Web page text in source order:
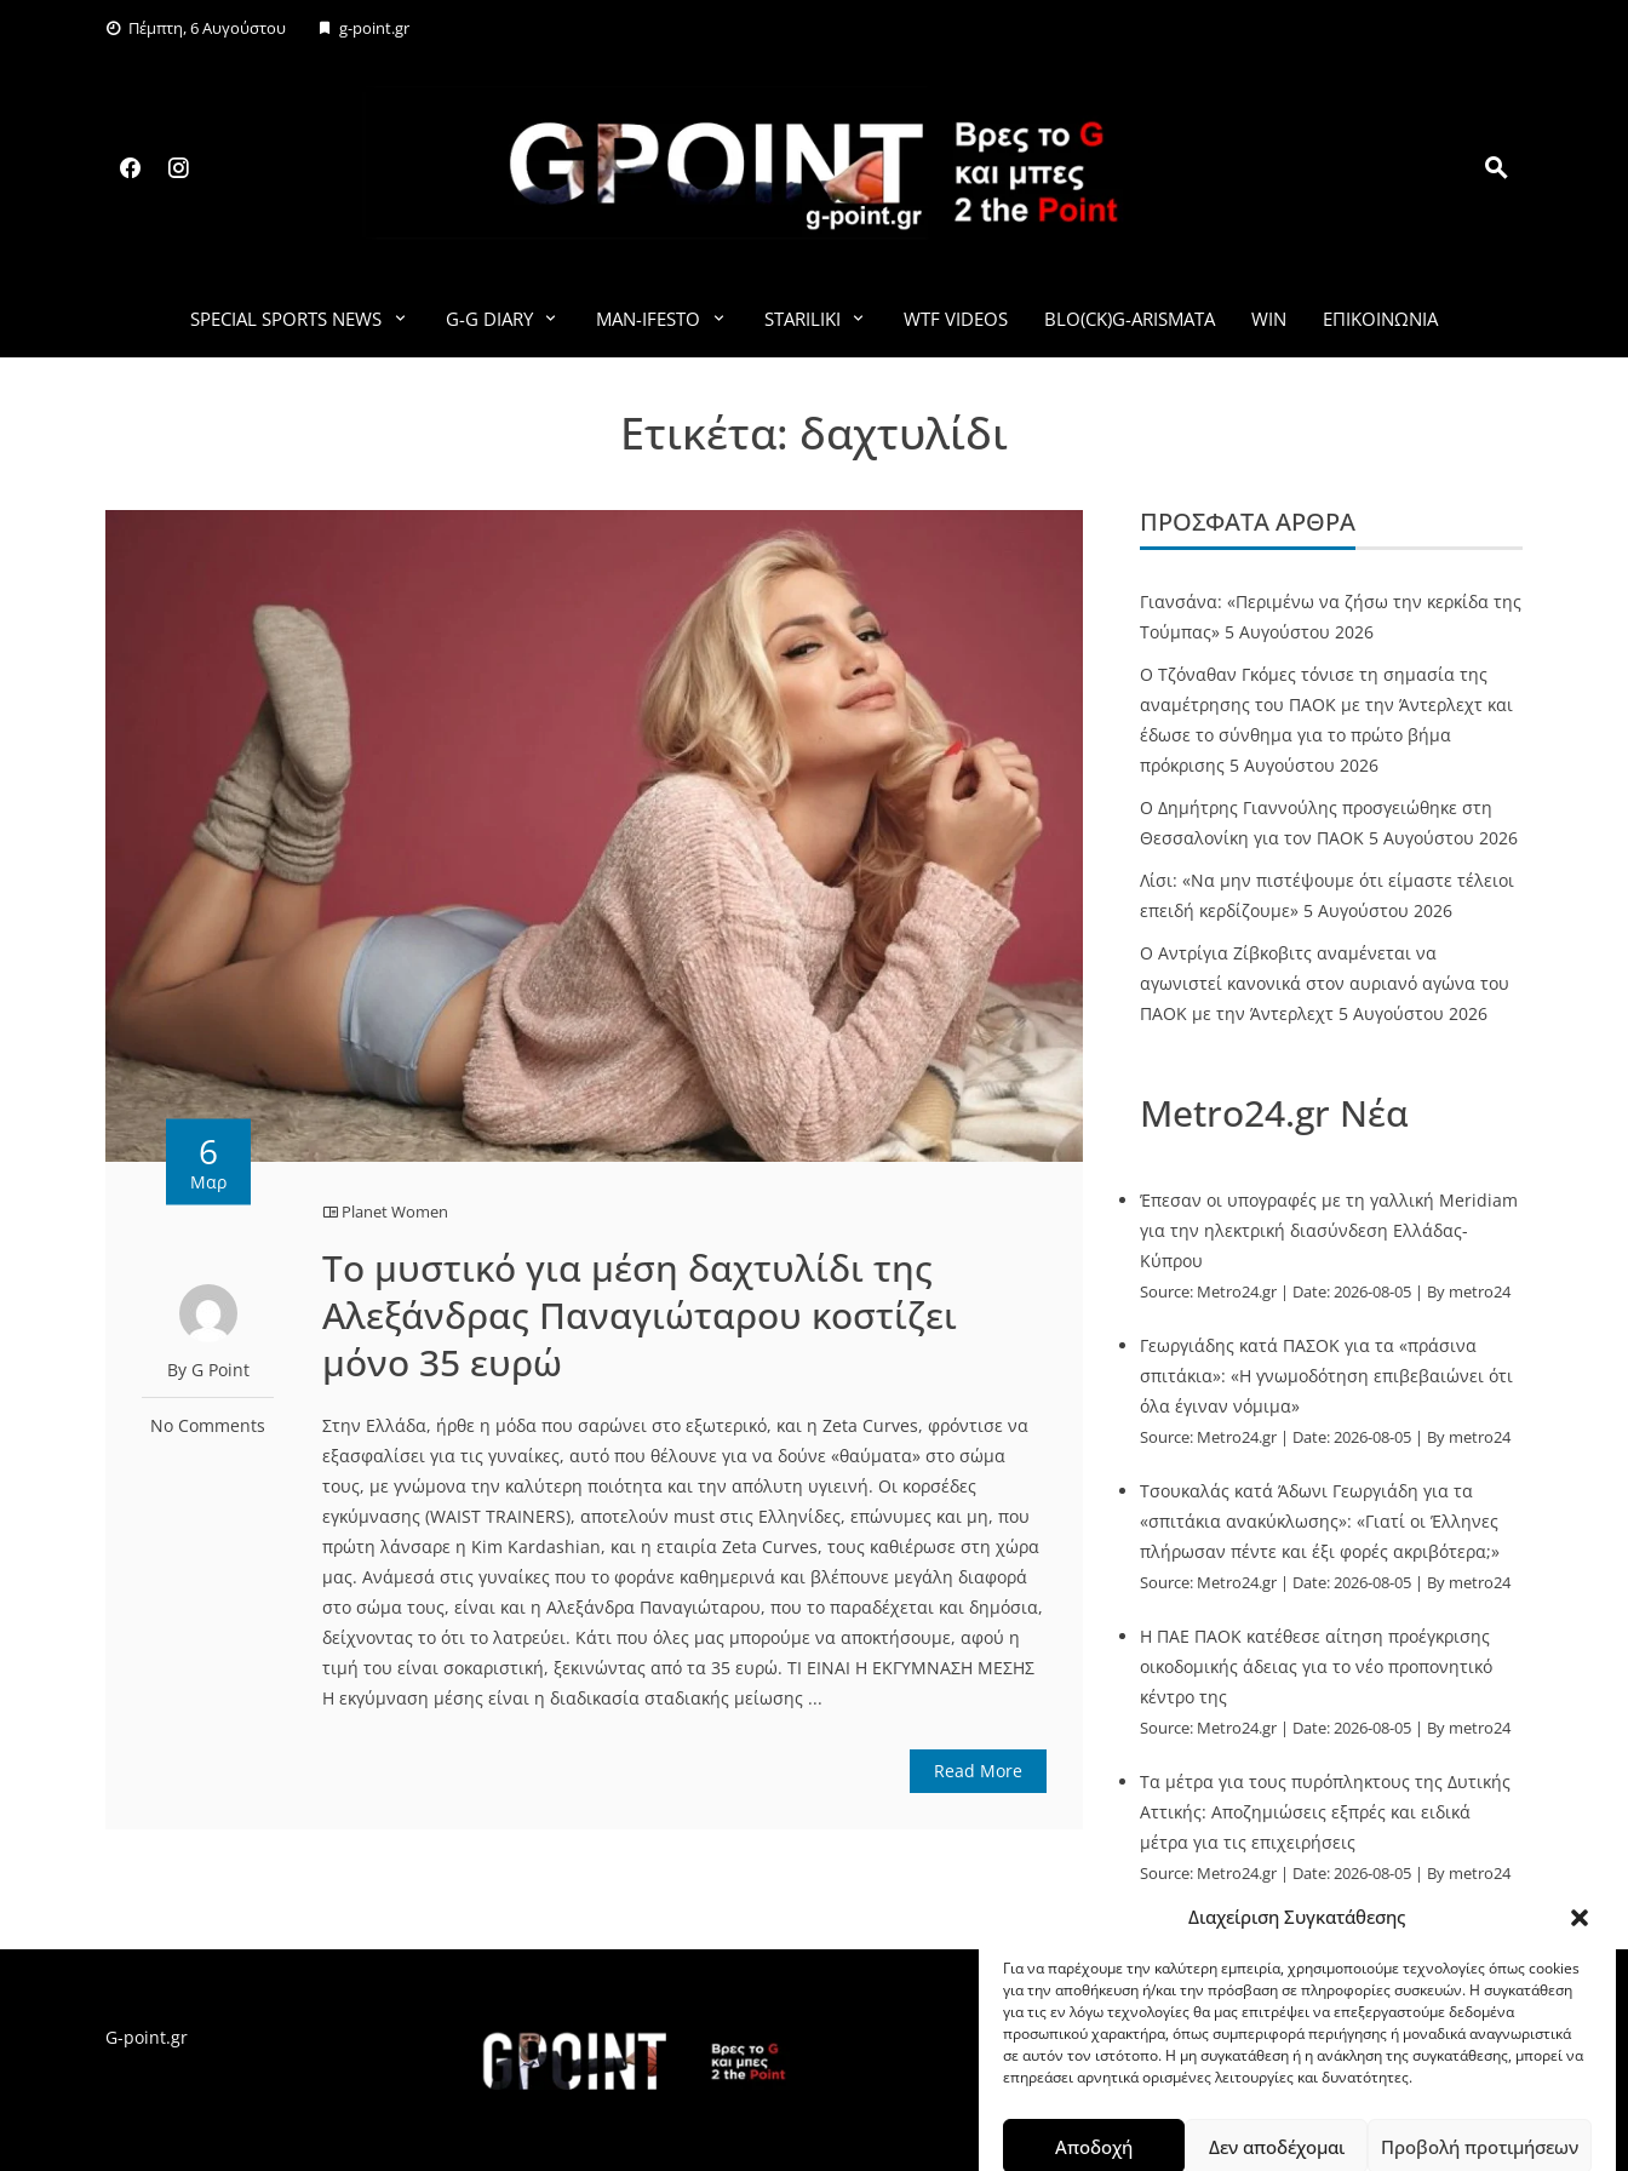
Διαχείριση Συγκατάθεσης
Για να παρέχουμε την καλύτερη εμπειρία, χρησιμοποιούμε τεχνολογίες όπως cookies
για την αποθήκευση ή/και την πρόσβαση σε πληροφορίες συσκευών. Η συγκατάθεση
για τις εν λόγω τεχνολογίες θα μας επιτρέψει να επεξεργαστούμε δεδομένα
προσωπικού χαρακτήρα, όπως συμπεριφορά περιήγησης ή μοναδικά αναγνωριστικά
σε αυτόν τον ιστότοπο. Η μη συγκατάθεση ή η ανάκληση της συγκατάθεσης, μπορεί να
επηρεάσει αρνητικά ορισμένες λειτουργίες και δυνατότητες.
Αποδοχή Δεν αποδέχομαι Προβολή προτιμήσεων
Πέμπτη, 6 Αυγούστου g-point.gr
G-POINT.GR
SPECIAL SPORTS NEWS G-G DIARY MAN-IFESTO STARILIKI WTF VIDEOS BLO(CK)G-ARISMATA WIN ΕΠΙΚΟΙΝΩΝΊΑ
Ετικέτα: δαχτυλίδι
6
Μαρ
By G Point
No Comments
Planet Women
Το μυστικό για μέση δαχτυλίδι της
Αλεξάνδρας Παναγιώταρου κοστίζει
μόνο 35 ευρώ
Στην Ελλάδα, ήρθε η μόδα που σαρώνει στο εξωτερικό, και η Zeta Curves, φρόντισε να
εξασφαλίσει για τις γυναίκες, αυτό που θέλουνε για να δούνε «θαύματα» στο σώμα
τους, με γνώμονα την καλύτερη ποιότητα και την απόλυτη υγιεινή. Οι κορσέδες
εγκύμνασης (WAIST TRAINERS), αποτελούν must στις Ελληνίδες, επώνυμες και μη, που
πρώτη λάνσαρε η Kim Kardashian, και η εταιρία Zeta Curves, τους καθιέρωσε στη χώρα
μας. Ανάμεσά στις γυναίκες που το φοράνε καθημερινά και βλέπουνε μεγάλη διαφορά
στο σώμα τους, είναι και η Αλεξάνδρα Παναγιώταρου, που το παραδέχεται και δημόσια,
δείχνοντας το ότι το λατρεύει. Κάτι που όλες μας μπορούμε να αποκτήσουμε, αφού η
τιμή του είναι σοκαριστική, ξεκινώντας από τα 35 ευρώ. ΤΙ ΕΙΝΑΙ Η ΕΚΓΥΜΝΑΣΗ ΜΕΣΗΣ
Η εκγύμναση μέσης είναι η διαδικασία σταδιακής μείωσης ...
Read More
ΠΡΌΣΦΑΤΑ ΆΡΘΡΑ
Γιανσάνα: «Περιμένω να ζήσω την κερκίδα της
Τούμπας» 5 Αυγούστου 2026
Ο Τζόναθαν Γκόμες τόνισε τη σημασία της
αναμέτρησης του ΠΑΟΚ με την Άντερλεχτ και
έδωσε το σύνθημα για το πρώτο βήμα
πρόκρισης 5 Αυγούστου 2026
Ο Δημήτρης Γιαννούλης προσγειώθηκε στη
Θεσσαλονίκη για τον ΠΑΟΚ 5 Αυγούστου 2026
Λίσι: «Να μην πιστέψουμε ότι είμαστε τέλειοι
επειδή κερδίζουμε» 5 Αυγούστου 2026
Ο Αντρίγια Ζίβκοβιτς αναμένεται να
αγωνιστεί κανονικά στον αυριανό αγώνα του
ΠΑΟΚ με την Άντερλεχτ 5 Αυγούστου 2026
Metro24.gr Νέα
Έπεσαν οι υπογραφές με τη γαλλική Meridiam
για την ηλεκτρική διασύνδεση Ελλάδας-
Κύπρου
Source: Metro24.gr Date: 2026-08-05 By metro24
Γεωργιάδης κατά ΠΑΣΟΚ για τα «πράσινα
σπιτάκια»: «Η γνωμοδότηση επιβεβαιώνει ότι
όλα έγιναν νόμιμα»
Source: Metro24.gr Date: 2026-08-05 By metro24
Τσουκαλάς κατά Άδωνι Γεωργιάδη για τα
«σπιτάκια ανακύκλωσης»: «Γιατί οι Έλληνες
πλήρωσαν πέντε και έξι φορές ακριβότερα;»
Source: Metro24.gr Date: 2026-08-05 By metro24
Η ΠΑΕ ΠΑΟΚ κατέθεσε αίτηση προέγκρισης
οικοδομικής άδειας για το νέο προπονητικό
κέντρο της
Source: Metro24.gr Date: 2026-08-05 By metro24
Τα μέτρα για τους πυρόπληκτους της Δυτικής
Αττικής: Αποζημιώσεις εξπρές και ειδικά
μέτρα για τις επιχειρήσεις
Source: Metro24.gr Date: 2026-08-05 By metro24
G-point.gr